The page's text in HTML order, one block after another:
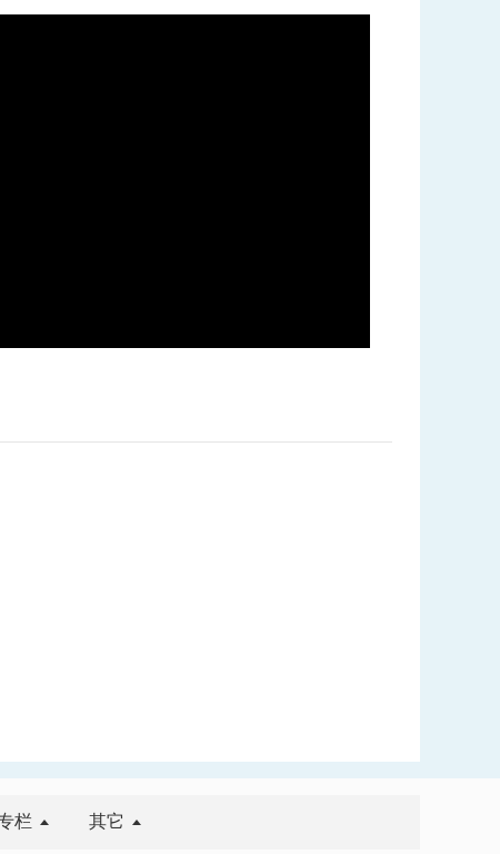
栏 其它